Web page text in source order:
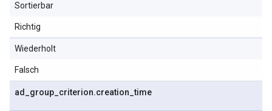
Sortierbar
Richtig
Wiederholt
Falsch
ad group criterion.creation _time